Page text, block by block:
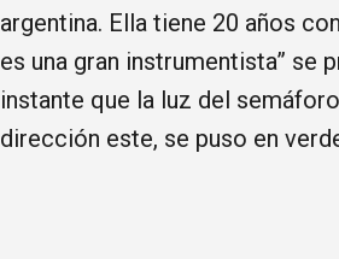
argentina. Ella tiene 20 años
es una gran instrumentista” se
instante que la luz del
dirección este, se puso en